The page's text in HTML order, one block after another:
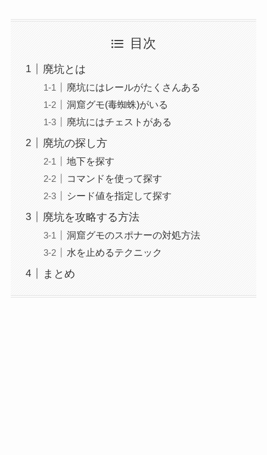
目次
廃坑とは
廃坑にはレールがたくさんある
洞窟グモ(毒蜘蛛)がいる
廃坑にはチェストがある
廃坑の探し方
地下を探す
コマンドを使って探す
シード値を指定して探す
廃坑を攻略する方法
洞窟グモのスポナーの対処方法
水を止めるテクニック
まとめ